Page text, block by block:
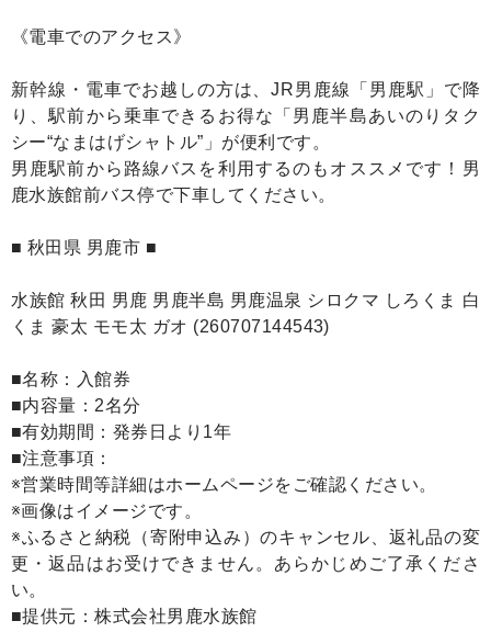
《電車でのアクセス》
新幹線・電車でお越しの方は、JR男鹿線「男鹿駅」で降
り、駅前から乗車できるお得な「男鹿半島あいのりタク
シー“なまはげシャトル”」が便利です。
男鹿駅前から路線バスを利用するのもオススメです！男
鹿水族館前バス停で下車してください。
■ 秋田県 男鹿市 ■
水族館 秋田 男鹿 男鹿半島 男鹿温泉 シロクマ しろくま 白
くま 豪太 モモ太 ガオ (260707144543)
■名称：入館券
■内容量：2名分
■有効期間：発券日より1年
■注意事項：
※営業時間等詳細はホームページをご確認ください。
※画像はイメージです。
※ふるさと納税（寄附申込み）のキャンセル、返礼品の変
更・返品はお受けできません。あらかじめご了承くださ
い。
■提供元：株式会社男鹿水族館